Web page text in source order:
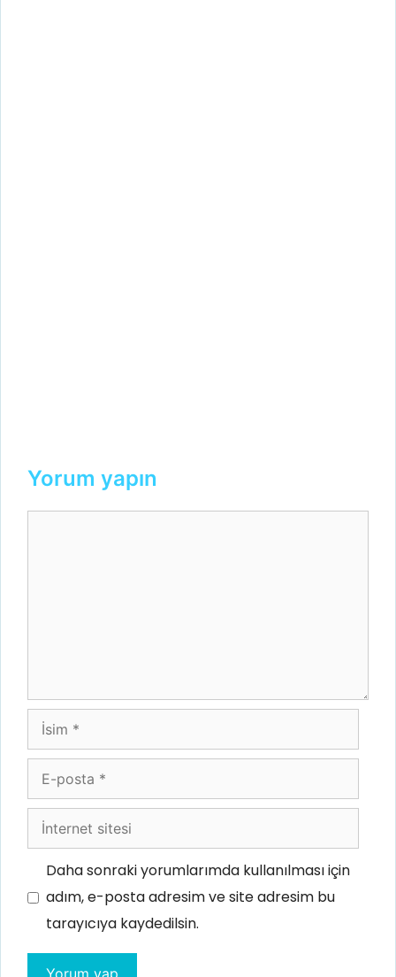
Yorum yapın
İsim
posta
İnternet
sitesi
Daha sonraki yorumlarımda kullanılması için
adım, e-posta adresim ve site adresim bu
tarayıcıya kaydedilsin.